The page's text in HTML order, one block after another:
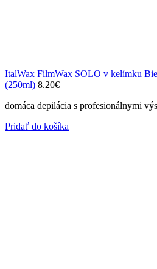
ItalWax FilmWax SOLO v kelímku
(250ml) 8.20€
domáca depilácia s profesionálnymi
Pridať do košíka